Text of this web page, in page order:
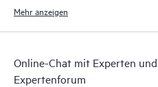
Beitrag für Operational
vom Edge bis zur Cloud leisten.
Mehr anzeigen
Online-Chat mit Experten
Expertenforum